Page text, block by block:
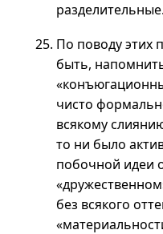
разделительные.
По поводу этих
быть,
чисто
всякому
то ни было
побочной идеи
без всякого